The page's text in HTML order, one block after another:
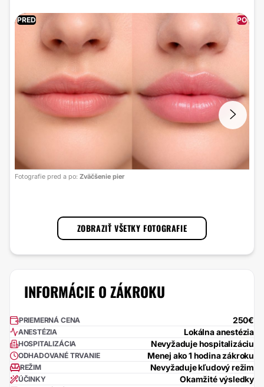
PRED PO
Fotografie pred a po: Zväčšenie pier
ZOBRAZIŤ VŠETKY FOTOGRAFIE
INFORMÁCIE O ZÁKROKU
PRIEMERNÁ CENA 250€
ANESTÉZIA Lokálna anestézia
HOSPITALIZÁCIA Nevyžaduje hospitalizáciu
ODHADOVANÉ TRVANIE Menej ako 1 hodina zákroku
REŽIM Nevyžaduje kľudový režim
ÚČINKY Okamžité výsledky